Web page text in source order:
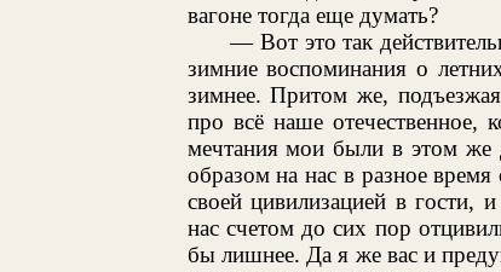
вагоне тогда еще думать?
— Вот это так
зимние воспоминания о
зимнее. Притом же,
про всё наше
мечтания мои были в этом
образом на нас в разное
своей цивилизацией в гости,
нас счетом до сих пор
бы лишнее. Да я же вас и